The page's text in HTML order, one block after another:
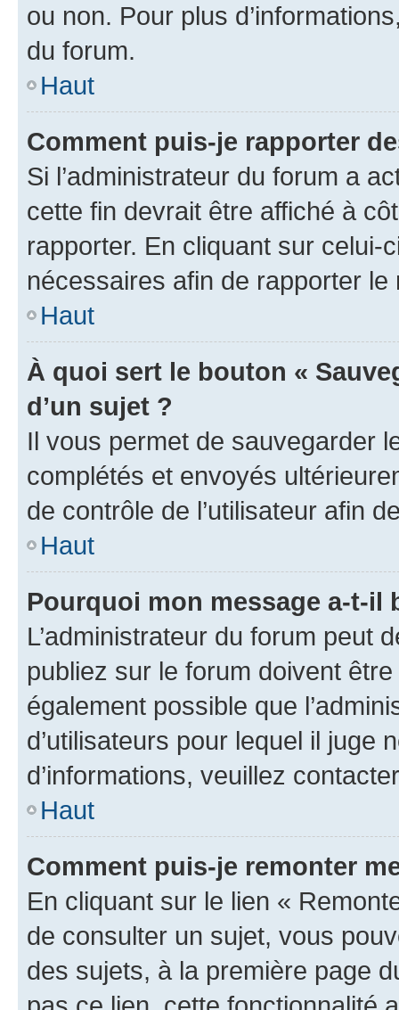
ou non. Pour plus
du forum.
Haut
Comment puis-je rapporter
Si l’administrateur du forum a
cette fin devrait être affiché à
rapporter. En cliquant sur
nécessaires afin de rapporter le
Haut
À quoi sert le bouton «
d’un sujet ?
Il vous permet de sauvegarder
complétés et envoyés
de contrôle de l’utilisateur afin
Haut
Pourquoi mon message a-t-il
L’administrateur du forum peut
publiez sur le forum doivent
également possible que
d’utilisateurs pour lequel il juge
d’informations, veuillez
Haut
Comment puis-je remonter
En cliquant sur le lien «
de consulter un sujet, vous
des sujets, à la première page